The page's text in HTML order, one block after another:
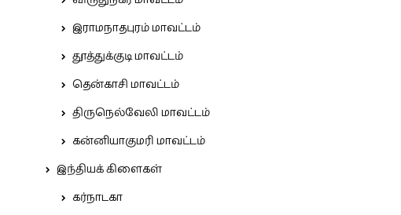
இராமநாதபுரம் மாவட்டம்
தூத்துக்குடி மாவட்டம்
தென்காசி மாவட்டம்
திருநெல்வேலி மாவட்டம்
கன்னியாகுமரி மாவட்டம்
இந்தியக் கிளைகள்
கர்நாடகா